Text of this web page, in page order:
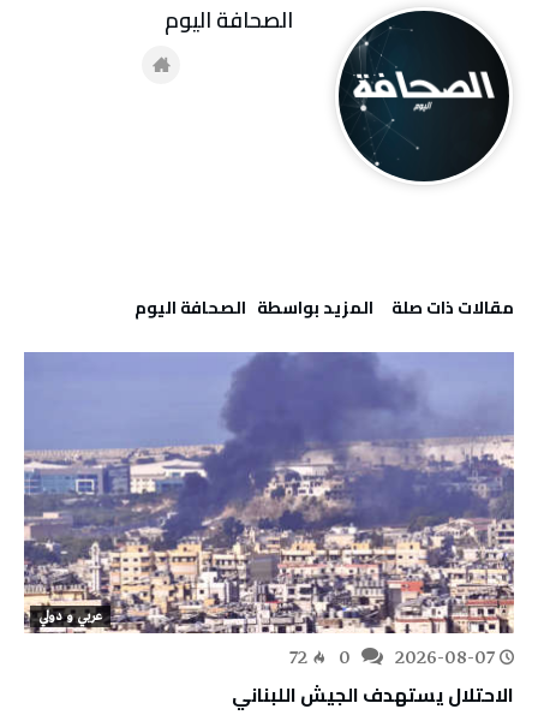
‫مقالات ذات صلة‬ ‫‫المزيد بواسطة‬ ‬ ‭ ‬الصحافة‭ ‬اليوم
عربي و دولي
2026-08-07
72
الاحتلال يستهدف الجيش اللبناني